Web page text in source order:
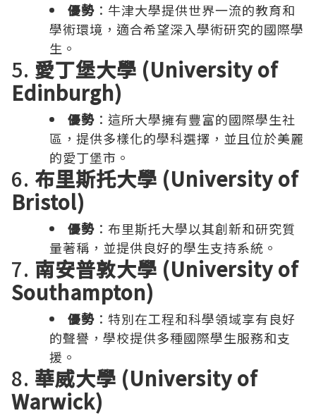
優勢 ：牛津大學提供世界一流的教育和
學術環境，適合希望深入學術研究的國際學
生。
5. 愛丁堡大學 (University of
Edinburgh)
優勢 ：這所大學擁有豐富的國際學生社
區，提供多樣化的學科選擇，並且位於美麗
的愛丁堡市。
6. 布里斯托大學 (University of
Bristol)
優勢 ：布里斯托大學以其創新和研究質
量著稱，並提供良好的學生支持系統。
7. 南安普敦大學 (University of
Southampton)
優勢 ：特別在工程和科學領域享有良好
的聲譽，學校提供多種國際學生服務和支
援。
8. 華威大學 (University of
Warwick)